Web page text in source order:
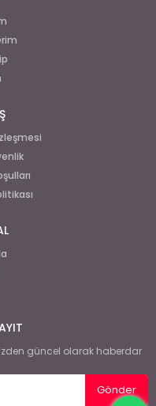
güncel olarak haberdar
Gönder